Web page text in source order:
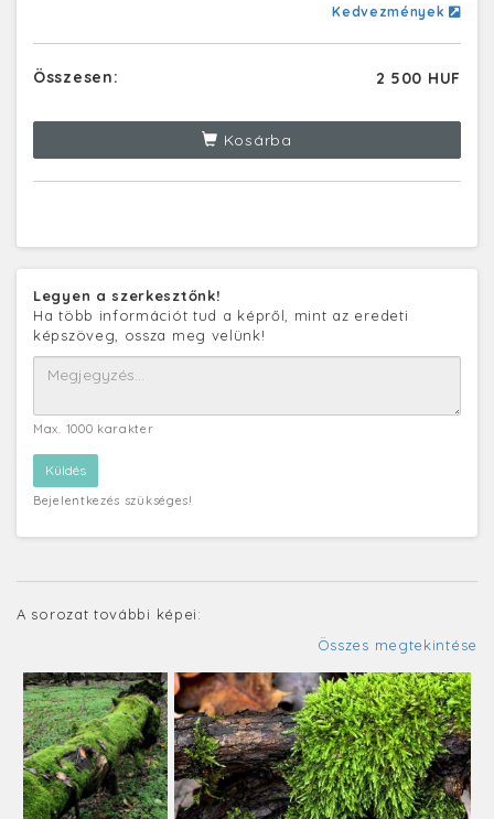
Kedvezmények
Összesen: 2 500 HUF
Kosárba
Legyen a szerkesztőnk!
Ha több információt tud a képről, mint az eredeti
képszöveg, ossza meg velünk!
Max. 1000 karakter
Bejelentkezés szükséges!
A sorozat további képei:
Összes megtekintése